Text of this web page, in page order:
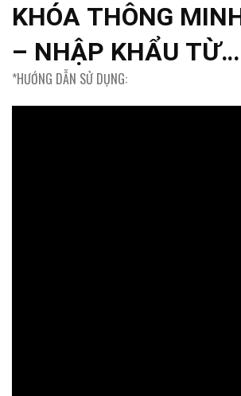
KHÓA THÔNG
– NHẬP KHẨU TỪ
MALAYSIA CÙNG
*HƯỚNG DẪN SỬ DỤNG: